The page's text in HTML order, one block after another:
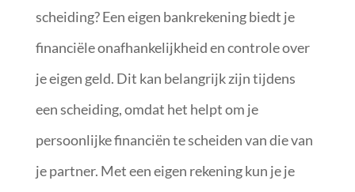
scheiding? Een eigen bankrekening biedt je
financiële onafhankelijkheid en controle over
je eigen geld. Dit kan belangrijk zijn tijdens
een scheiding, omdat het helpt om je
persoonlijke financiën te scheiden van die van
je partner. Met een eigen rekening kun je je